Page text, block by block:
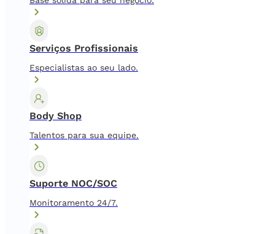
Serviços Profissionais
Especialistas ao seu lado.
Body Shop
Talentos para sua equipe.
Suporte NOC/SOC
Monitoramento 24/7.